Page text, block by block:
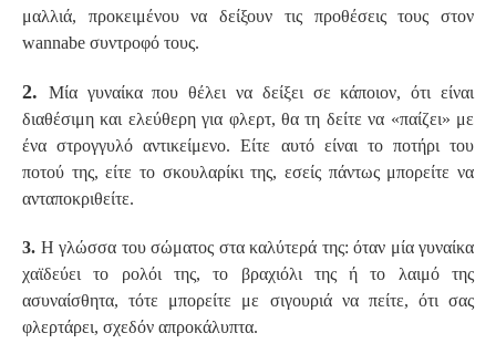
μαλλιά, προκειμένου να δείξουν τις προθέσεις τους στον
wannabe συντροφό τους.
2. Μία γυναίκα που θέλει να δείξει σε κάποιον, ότι είναι
διαθέσιμη και ελεύθερη για φλερτ, θα τη δείτε να «παίζει» με
ένα στρογγυλό αντικείμενο. Είτε αυτό είναι το ποτήρι του
ποτού της, είτε το σκουλαρίκι της, εσείς πάντως μπορείτε να
ανταποκριθείτε.
3. Η γλώσσα του σώματος στα καλύτερά της: όταν μία γυναίκα
χαϊδεύει το ρολόι της, το βραχιόλι της ή το λαιμό της
ασυναίσθητα, τότε μπορείτε με σιγουριά να πείτε, ότι σας
φλερτάρει, σχεδόν απροκάλυπτα.